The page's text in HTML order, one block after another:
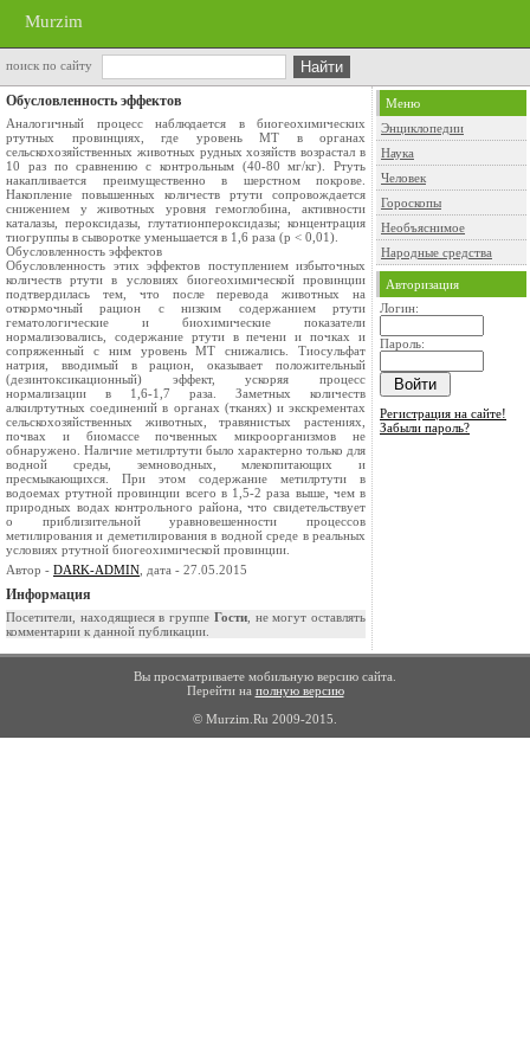
Murzim
поиск по сайту
Обусловленность эффектов
Аналогичный процесс наблюдается в биогеохимических
ртутных провинциях, где уровень МТ в органах
сельскохозяйственных животных рудных хозяйств возрастал в
10 раз по сравнению с контрольным (40-80 мг/кг). Ртуть
накапливается преимущественно в шерстном покрове.
Накопление повышенных количеств ртути сопровождается
снижением у животных уровня гемоглобина, активности
каталазы, пероксидазы, глутатионпероксидазы; концентрация
тиогруппы в сыворотке уменьшается в 1,6 раза (р < 0,01).
Обусловленность эффектов
Обусловленность этих эффектов поступлением избыточных
количеств ртути в условиях биогеохимической провинции
подтвердилась тем, что после перевода животных на
откормочный рацион с низким содержанием ртути
гематологические и биохимические показатели
нормализовались, содержание ртути в печени и почках и
сопряженный с ним уровень МТ снижались. Тиосульфат
натрия, вводимый в рацион, оказывает положительный
(дезинтоксикационный) эффект, ускоряя процесс
нормализации в 1,6-1,7 раза. Заметных количеств
алкилртутных соединений в органах (тканях) и экскрементах
сельскохозяйственных животных, травянистых растениях,
почвах и биомассе почвенных микроорганизмов не
обнаружено. Наличие метилртути было характерно только для
водной среды, земноводных, млекопитающих и
пресмыкающихся. При этом содержание метилртути в
водоемах ртутной провинции всего в 1,5-2 раза выше, чем в
природных водах контрольного района, что свидетельствует
о приблизительной уравновешенности процессов
метилирования и деметилирования в водной среде в реальных
условиях ртутной биогеохимической провинции.
Автор - DARK-ADMIN , дата - 27.05.2015
Информация
Посетители, находящиеся в группе Гости, не могут оставлять
комментарии к данной публикации.
Меню
Энциклопедии
Наука
Человек
Гороскопы
Необъяснимое
Народные средства
Авторизация
Логин:
Пароль:
Регистрация на сайте!
Забыли пароль?
Вы просматриваете мобильную версию сайта.
Перейти на полную версию
© Murzim.Ru 2009-2015.